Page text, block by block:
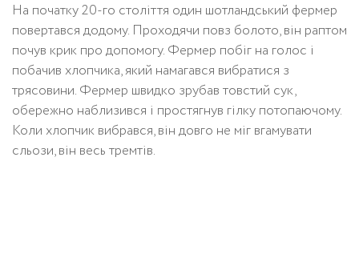
На початку 20-го століття один шотландський фермер
повертався додому. Проходячи повз болото, він раптом
почув крик про допомогу. Фермер побіг на голос і
побачив хлопчика, який намагався вибратися з
трясовини. Фермер швидко зрубав товстий сук,
обережно наблизився і простягнув гілку потопаючому.
Коли хлопчик вибрався, він довго не міг вгамувати
сльози, він весь тремтів.